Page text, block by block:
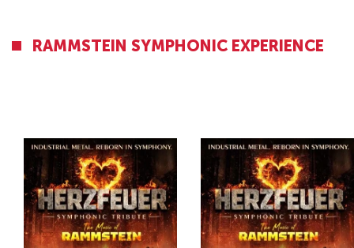
RAMMSTEIN SYMPHONIC EXPERIENCE